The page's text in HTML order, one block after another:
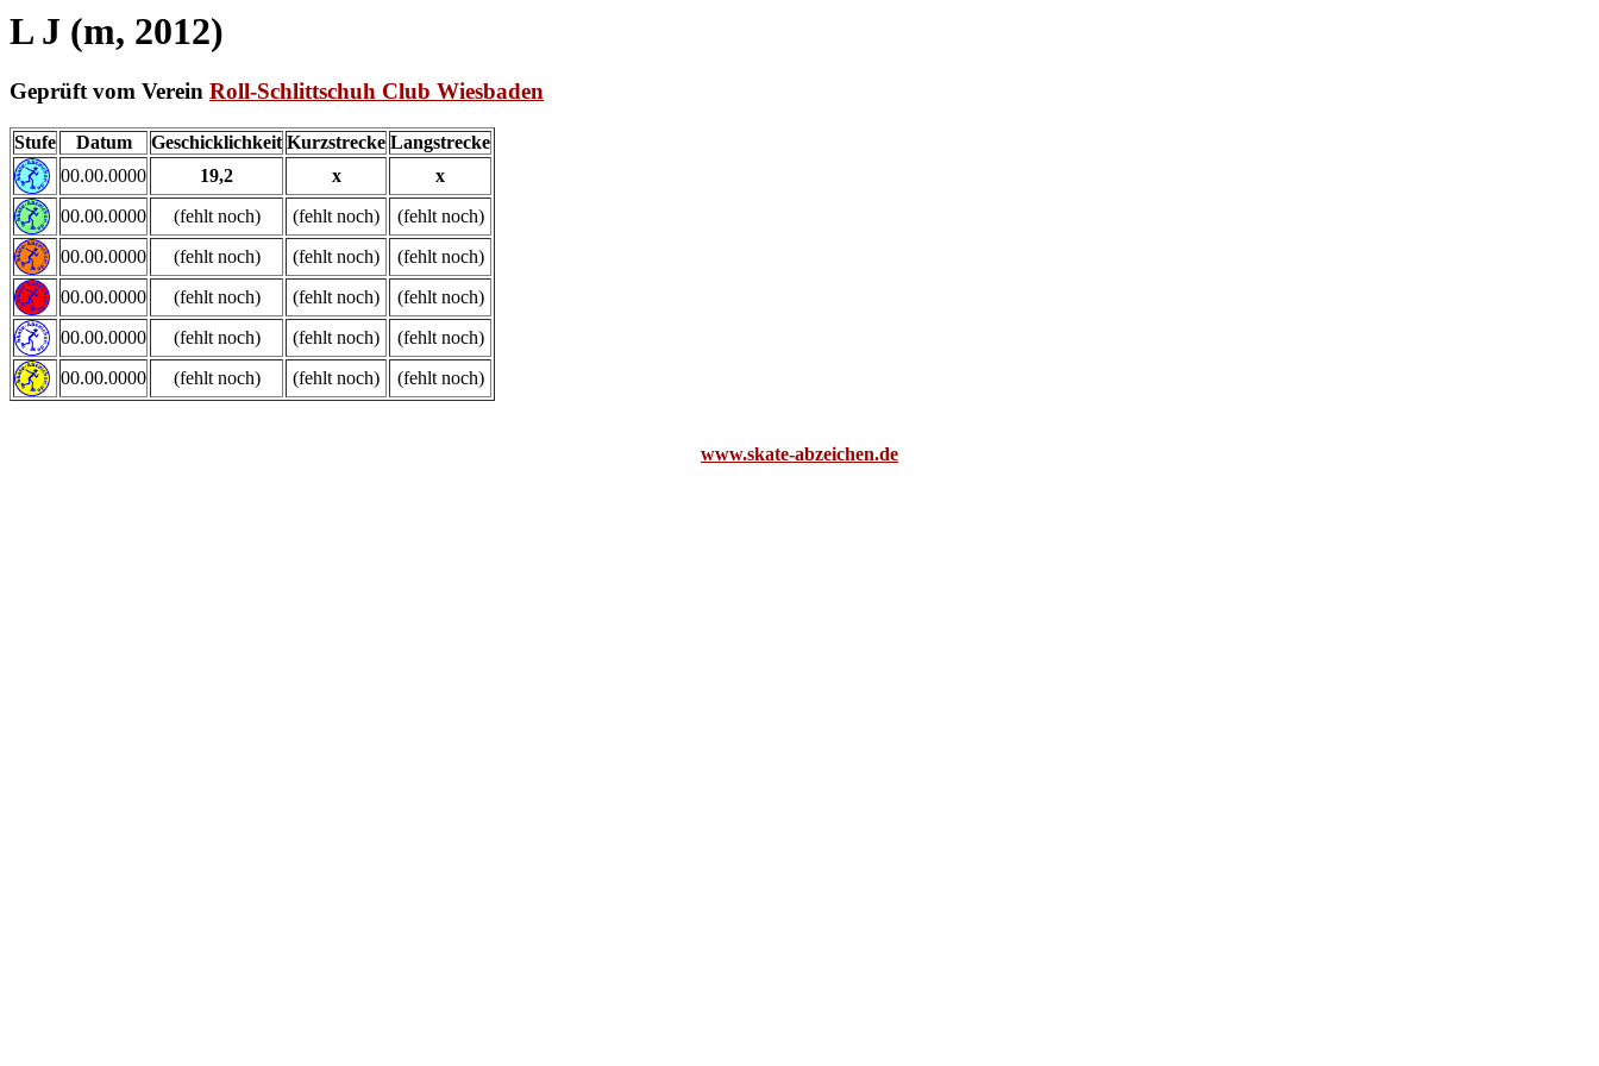
L J (m, 2012)
Geprüft vom Verein Roll-Schlittschuh Club Wiesbaden
Stufe Datum Geschicklichkeit Kurzstrecke Langstrecke
00.00.0000
19,2 x
x
00.00.0000
(fehlt noch) (fehlt noch)
(fehlt noch)
00.00.0000
(fehlt noch) (fehlt noch)
(fehlt noch)
00.00.0000
(fehlt noch) (fehlt noch)
(fehlt noch)
00.00.0000
(fehlt noch) (fehlt noch)
(fehlt noch)
00.00.0000
(fehlt noch) (fehlt noch) (fehlt noch)
www.skate-abzeichen.de